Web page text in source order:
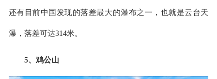
还有目前中国发现的落差最大的瀑布之一，也就是云台天
瀑，落差可达314米。
5、鸡公山